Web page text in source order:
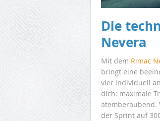
Die
Nevera
Mit dem Rimac
bringt eine
vier individuell
dich: maximale
atemberaubend.
der Sprint auf